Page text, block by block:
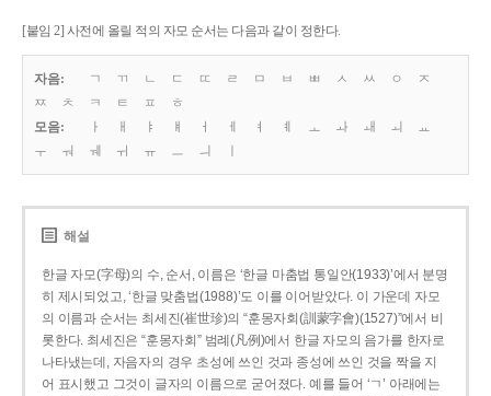
[붙임 2] 사전에 올릴 적의 자모 순서는 다음과 같이 정한다.
자음: ㄱ ㄲ ㄴ ㄷ ㄸ ㄹ ㅁ ㅂ ㅃ ㅅ ㅆ ㅇ
ㅈ
ㅉ
ㅊ ㅋ ㅌ ㅍ
ㅎ
모음:
ㅏ ㅐ ㅑ ㅒ ㅓ ㅔ ㅕ ㅖ ㅗ ㅘ ㅙ ㅚ
ㅛ
ㅜ
ㅝ ㅞ ㅟ ㅠ ㅡ ㅢ
해설
한글 자모(字母)의 수, 순서, 이름은 ‘한글 마춤법 통일안(1933)’에서 분명
히 제시되었고, ‘한글 맞춤법(1988)’도 이를 이어받았다. 이 가운데 자모
의 이름과 순서는 최세진(崔世珍)의 “훈몽자회(訓蒙字會)(1527)”에서 비
롯한다. 최세진은 “훈몽자회” 범례(凡例)에서 한글 자모의 음가를 한자로
나타냈는데, 자음자의 경우 초성에 쓰인 것과 종성에 쓰인 것을 짝을 지
어 표시했고 그것이 글자의 이름으로 굳어졌다. 예를 들어 ‘ㄱ’ 아래에는